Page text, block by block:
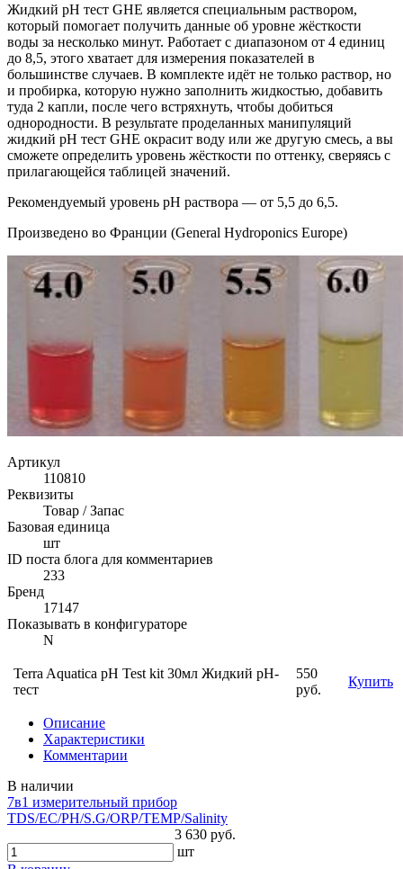
Жидкий pH тест GHE является специальным раствором,
который помогает получить данные об уровне жёсткости
воды за несколько минут. Работает с диапазоном от 4 единиц
до 8,5, этого хватает для измерения показателей в
большинстве случаев. В комплекте идёт не только раствор, но
и пробирка, которую нужно заполнить жидкостью, добавить
туда 2 капли, после чего встряхнуть, чтобы добиться
однородности. В результате проделанных манипуляций
жидкий pH тест GHE окрасит воду или же другую смесь, а вы
сможете определить уровень жёсткости по оттенку, сверяясь с
прилагающейся таблицей значений.
Рекомендуемый уровень рН раствора — от 5,5 до 6,5.
Произведено во Франции (General Hydroponics Europe)
Артикул
110810
Реквизиты
Товар / Запас
Базовая единица
шт
ID поста блога для комментариев
233
Бренд
17147
Показывать в конфигураторе
N
Terra Aquatica pH Test kit 30мл Жидкий pH-
тест
550
руб.
Купить
Описание
Характеристики
Комментарии
В наличии
7в1 измерительный прибор
TDS/EC/PH/S.G/ORP/TEMP/Salinity
3 630 руб.
шт